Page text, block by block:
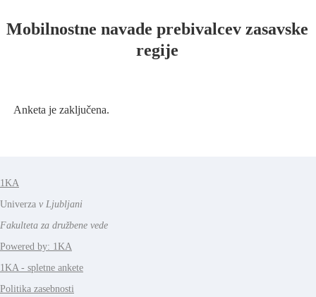
Mobilnostne navade prebivalcev zasavske
regije
Anketa je zaključena.
1KA
Univerza v Ljubljani
Fakulteta za družbene vede
Powered by: 1KA
1KA - spletne ankete
Politika zasebnosti